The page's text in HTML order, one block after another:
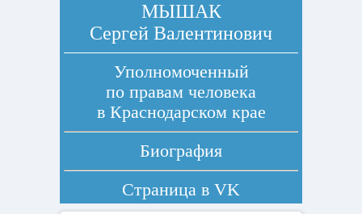
МЫШАК
Сергей Валентинович
Уполномоченный
по правам человека
в Краснодарском крае
Биография
Страница в VK